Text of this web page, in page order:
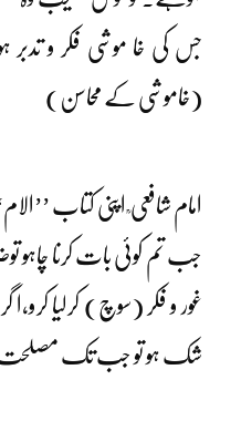
جس کی خا موشی فکر و تدبر
(خاموشی کے محاسن)
امام شافعی ؒ اپنی کتاب
جب تم کوئی بات کرنا چاہو
غور و فکر (سوچ) کرلیا کرو،ا
شک ہو تو جب تک مصلحت نہ